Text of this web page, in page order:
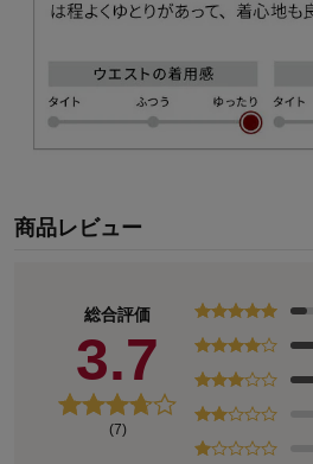
商品レビュー
総合評価
3.7
(7)